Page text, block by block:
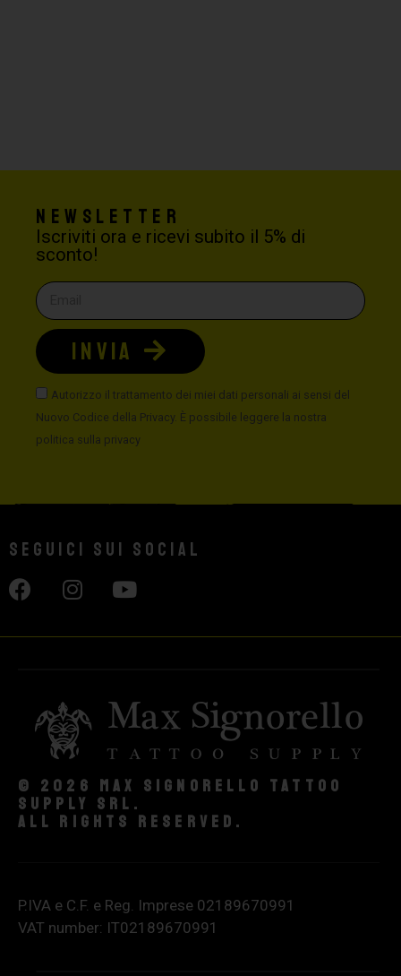
Newsletter
Iscriviti ora e ricevi subito il 5% di
sconto!
Autorizzo il trattamento dei miei dati personali ai sensi del
Nuovo Codice della Privacy. È possibile leggere la nostra
politica sulla privacy
INVIA
Seguici sui social
© 2026 Max Signorello Tattoo
supply srl.
All rights reserved.
P.IVA e C.F. e Reg. Imprese 02189670991
VAT number: IT02189670991